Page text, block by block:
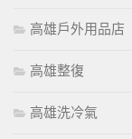
高雄戶外用品店
高雄整復
高雄洗冷氣